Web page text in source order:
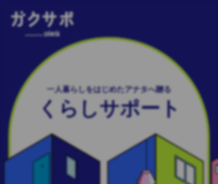
一人暮らしをはじめたアナタへ贈る
くらしサポート